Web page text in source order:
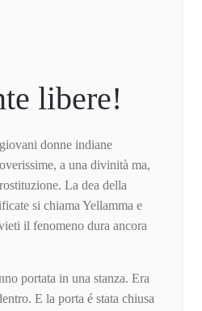
libere!
donne indiane
a una divinità ma,
La dea della
si chiama Yellamma e
il fenomeno dura ancora
portata in una stanza. Era
E la porta é stata chiusa